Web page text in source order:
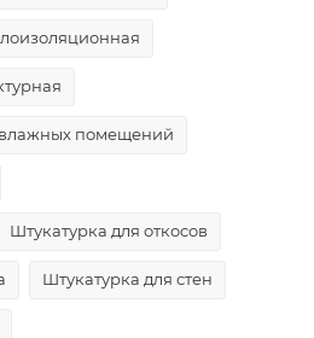
помещений
Штукатурка для откосов
Штукатурка для стен